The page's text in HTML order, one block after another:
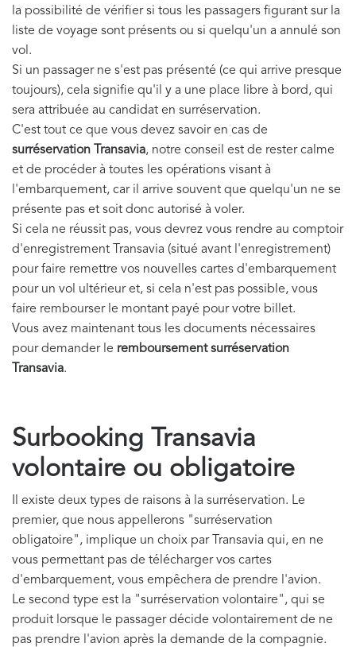
la possibilité de vérifier si tous les passagers figurant sur la
liste de voyage sont présents ou si quelqu'un a annulé son
vol.
Si un passager ne s'est pas présenté (ce qui arrive presque
toujours), cela signifie qu'il y a une place libre à bord, qui
sera attribuée au candidat en surréservation.
C'est tout ce que vous devez savoir en cas de
surréservation Transavia, notre conseil est de rester calme
et de procéder à toutes les opérations visant à
l'embarquement, car il arrive souvent que quelqu'un ne se
présente pas et soit donc autorisé à voler.
Si cela ne réussit pas, vous devrez vous rendre au comptoir
d'enregistrement Transavia (situé avant l'enregistrement)
pour faire remettre vos nouvelles cartes d'embarquement
pour un vol ultérieur et, si cela n'est pas possible, vous
faire rembourser le montant payé pour votre billet.
Vous avez maintenant tous les documents nécessaires
pour demander le remboursement surréservation
Transavia.
Surbooking Transavia
volontaire ou obligatoire
Il existe deux types de raisons à la surréservation. Le
premier, que nous appellerons "surréservation
obligatoire", implique un choix par Transavia qui, en ne
vous permettant pas de télécharger vos cartes
d'embarquement, vous empêchera de prendre l'avion.
Le second type est la "surréservation volontaire", qui se
produit lorsque le passager décide volontairement de ne
pas prendre l'avion après la demande de la compagnie.